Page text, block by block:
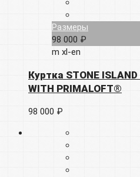
Размеры
98 000 ₽
m xl-en
Куртка STONE
WITH PRIMALOFT®
98 000 ₽